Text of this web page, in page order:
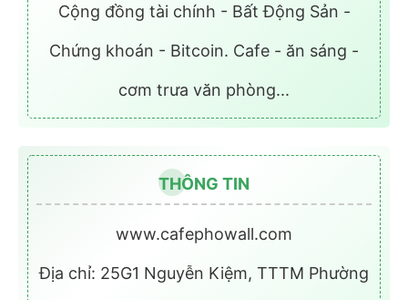
Cộng đồng tài chính - Bất Động Sản -
Chứng khoán - Bitcoin. Cafe - ăn sáng -
cơm trưa văn phòng...
THÔNG TIN
www.cafephowall.com
Địa chỉ: 25G1 Nguyễn Kiệm, TTTM Phường